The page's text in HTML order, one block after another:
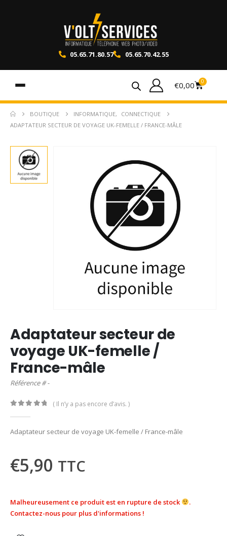
05.65.71.80.57 05.65.70.42.55
€0,00 0
BOUTIQUE INFORMATIQUE,
CONNECTIQUE
ADAPTATEUR SECTEUR DE VOYAGE UK-FEMELLE / FRANCE-MÂLE
Adaptateur secteur de
voyage UK-femelle /
France-mâle
Référence # -
( Il n’y a pas encore d’avis. )
Adaptateur secteur de voyage UK-femelle / France-mâle
€5,90 TTC
Malheureusement ce produit est en rupture de stock
.
Contactez-nous pour plus d'informations !